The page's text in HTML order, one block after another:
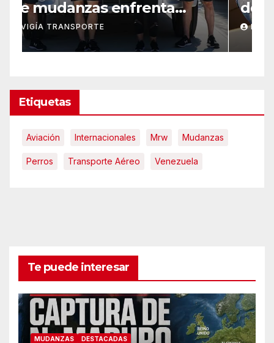
deriva en una violenta
disputa en Ourense
LANA BALLESTER
Etiquetas
Aviación Internacionales Mrw Mudanzas
Perros Transporte Aéreo Venezuela
Te puede interesar
MUDANZAS DESTACADAS